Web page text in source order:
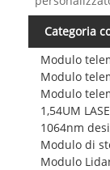
Categoria
Modulo
Modulo
Modulo
1,54UM
1064nm
Modulo di
Modulo